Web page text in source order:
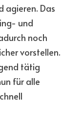
agieren. Das
und
noch
vorstellen.
tätig
für alle